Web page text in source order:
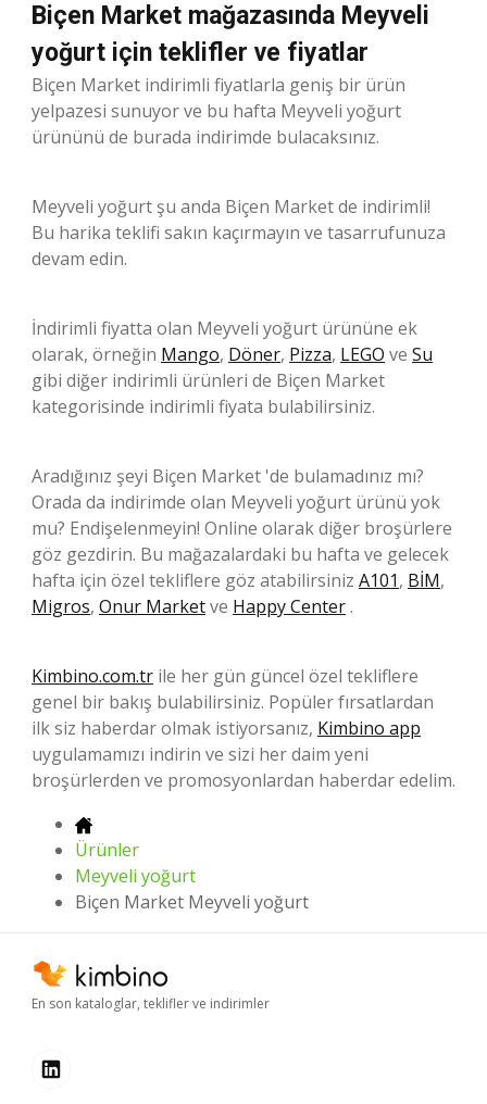
Biçen Market mağazasında Meyveli
yoğurt için teklifler ve fiyatlar
Biçen Market indirimli fiyatlarla geniş bir ürün
yelpazesi sunuyor ve bu hafta Meyveli yoğurt
ürününü de burada indirimde bulacaksınız.
Meyveli yoğurt şu anda Biçen Market de indirimli!
Bu harika teklifi sakın kaçırmayın ve tasarrufunuza
devam edin.
İndirimli fiyatta olan Meyveli yoğurt ürününe ek
olarak, örneğin Mango, Döner, Pizza, LEGO ve Su
gibi diğer indirimli ürünleri de Biçen Market
kategorisinde indirimli fiyata bulabilirsiniz.
Aradığınız şeyi Biçen Market 'de bulamadınız mı?
Orada da indirimde olan Meyveli yoğurt ürünü yok
mu? Endişelenmeyin! Online olarak diğer broşürlere
göz gezdirin. Bu mağazalardaki bu hafta ve gelecek
hafta için özel tekliflere göz atabilirsiniz A101, BİM,
Migros, Onur Marketve Happy Center.
Kimbino.com.tr ile her gün güncel özel tekliflere
genel bir bakış bulabilirsiniz. Popüler fırsatlardan
ilk siz haberdar olmak istiyorsanız, Kimbino app
uygulamamızı indirin ve sizi her daim yeni
broşürlerden ve promosyonlardan haberdar edelim.
Ürünler
Meyveli yoğurt
Biçen Market Meyveli yoğurt
En son kataloglar, teklifler ve indirimler